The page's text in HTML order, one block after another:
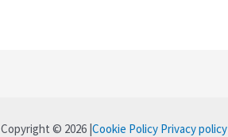
Copyright © 2026 |Cookie Policy Privacy policy